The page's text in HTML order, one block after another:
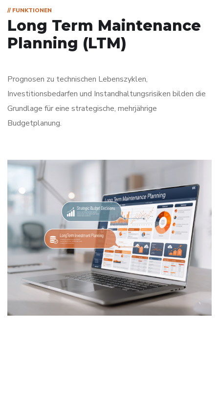
// FUNKTIONEN
Long Term Maintenance
Planning (LTM)
Prognosen zu technischen Lebenszyklen,
Investitionsbedarfen und Instandhaltungsrisiken bilden die
Grundlage für eine strategische, mehrjährige
Budgetplanung.